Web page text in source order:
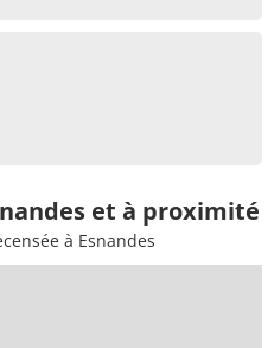
et à proximité
à Esnandes